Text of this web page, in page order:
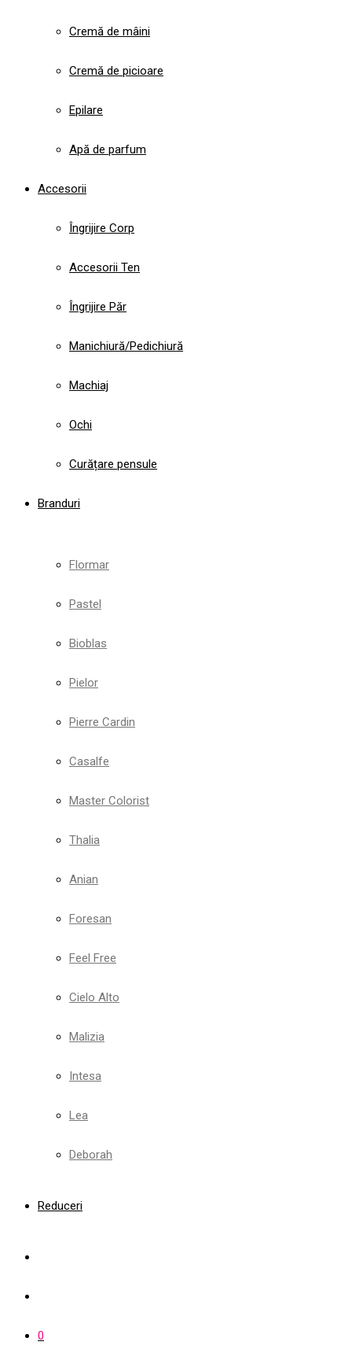
Cremă de mâini
Cremă de picioare
Epilare
Apă de parfum
Accesorii
Îngrijire Corp
Accesorii Ten
Îngrijire Păr
Manichiură/Pedichiură
Machiaj
Ochi
Curățare pensule
Branduri
Flormar
Pastel
Bioblas
Pielor
Pierre Cardin
Casalfe
Master Colorist
Thalia
Anian
Foresan
Feel Free
Cielo Alto
Malizia
Intesa
Lea
Deborah
Reduceri
0